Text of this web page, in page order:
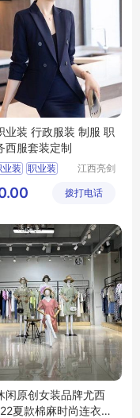
业装 行政服装 制服 职
西服套装定制
装
职业装
江西亮剑
公司
拨打电话
闲原创女装品牌尤西
夏款棉麻时尚连衣裙